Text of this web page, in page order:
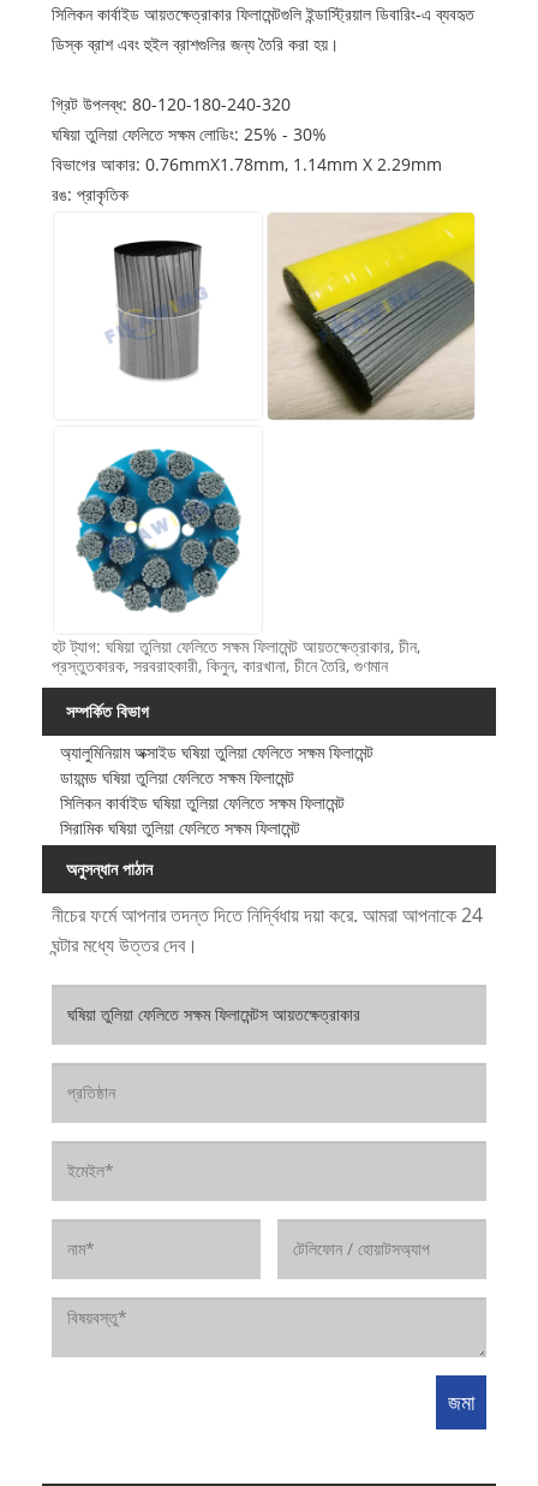
সিলিকন কার্বাইড আয়তক্ষেত্রাকার ফিলামেন্টগুলি ইন্ডাস্ট্রিয়াল ডিবারিং-এ ব্যবহৃত
ডিস্ক ব্রাশ এবং হুইল ব্রাশগুলির জন্য তৈরি করা হয়।
গ্রিট উপলব্ধ: 80-120-180-240-320
ঘষিয়া তুলিয়া ফেলিতে সক্ষম লোডিং: 25% - 30%
বিভাগের আকার: 0.76mmX1.78mm, 1.14mm X 2.29mm
রঙ: প্রাকৃতিক
হট ট্যাগ: ঘষিয়া তুলিয়া ফেলিতে সক্ষম ফিলামেন্ট আয়তক্ষেত্রাকার, চীন,
প্রস্তুতকারক, সরবরাহকারী, কিনুন, কারখানা, চীনে তৈরি, গুণমান
সম্পর্কিত বিভাগ
অ্যালুমিনিয়াম অক্সাইড ঘষিয়া তুলিয়া ফেলিতে সক্ষম ফিলামেন্ট
ডায়মন্ড ঘষিয়া তুলিয়া ফেলিতে সক্ষম ফিলামেন্ট
সিলিকন কার্বাইড ঘষিয়া তুলিয়া ফেলিতে সক্ষম ফিলামেন্ট
সিরামিক ঘষিয়া তুলিয়া ফেলিতে সক্ষম ফিলামেন্ট
অনুসন্ধান পাঠান
নীচের ফর্মে আপনার তদন্ত দিতে নির্দ্বিধায় দয়া করে. আমরা আপনাকে 24
ঘন্টার মধ্যে উত্তর দেব।